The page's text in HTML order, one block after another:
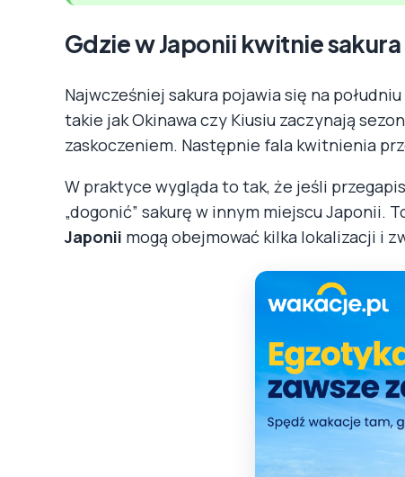
Gdzie w Japonii kwitnie
Najwcześniej sakura pojawia się na
takie jak Okinawa czy Kiusiu zaczynają
zaskoczeniem. Następnie fala kwitnienia
W praktyce wygląda to tak, że jeśli
„dogonić” sakurę w innym miejscu Japonii.
Japonii mogą obejmować kilka lokalizacji i